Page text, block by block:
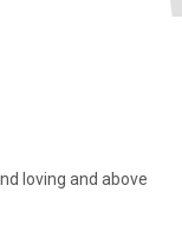
loving and above